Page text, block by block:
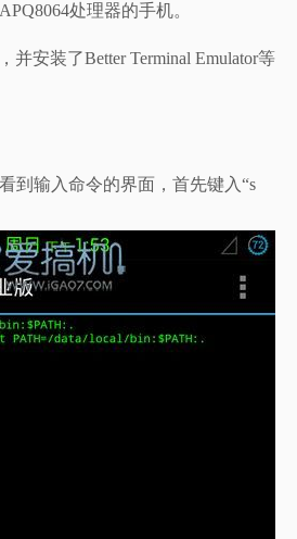
处理器的手机。
并安装了Better Terminal Emulator等
到输入命令的界面，首先键入“s